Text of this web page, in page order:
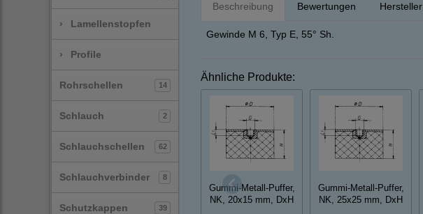
› Lamellenstopfen
› Profile
Rohrschellen 14
Schlauch 2
Schlauchschellen 62
Schlauchverbinder 8
Schutzkappen 39
Beschreibung Bewertungen Hersteller
Gewinde M 6, Typ E, 55° Sh.
Ähnliche Produkte:
Gummi-Metall-Puffer,
NK, 20x15 mm, DxH
Gummi-Metall-Puffer,
NK, 25x25 mm, DxH